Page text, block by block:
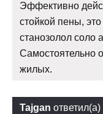
Эффективно
стойкой пены,
станозолол соло
Самостоятельно
жилых.
Tajgan ответил(а)